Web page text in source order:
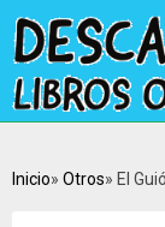
Inicio Otros El